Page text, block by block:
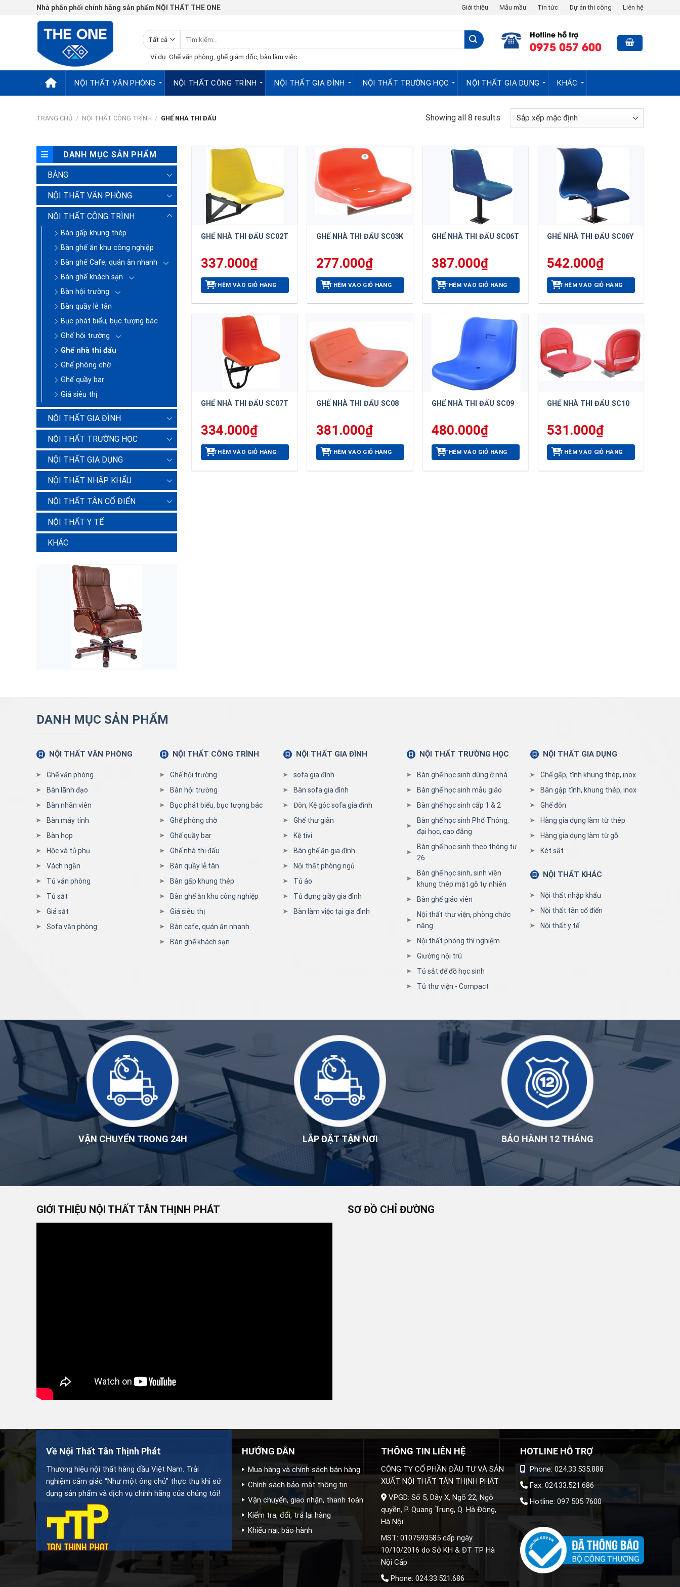
Nhà phân phối chính hãng sản phẩm NỘI THẤT THE ONE Giới thiệu Mẫu mầu Tin tức Dự án thi công Liên hệ
kiếm:
Ví dụ: Ghế văn phòng, ghế giám dốc, bàn làm việc...
Hotline hỗ trợ
0975 057 600
NỘI THẤT VĂN PHÒNG NỘI THẤT CÔNG TRÌNH NỘI THẤT GIA ĐÌNH NỘI THẤT TRƯỜNG HỌC NỘI THẤT GIA DỤNG KHÁC
TRANG CHỦ / NỘI THẤT CÔNG TRÌNH / GHẾ NHÀ THI ĐẤU Showing all 8 results
DANH MỤC SẢN PHẨM
BẢNG
NỘI THẤT VĂN PHÒNG
NỘI THẤT CÔNG TRÌNH
Bàn gấp khung thép
Bàn ghế ăn khu công nghiệp
Bàn ghế Cafe, quán ăn nhanh
Bàn ghế khách sạn
Bàn hội trường
Bàn quầy lễ tân
Bục phát biểu, bục tượng bác
Ghế hội trường
Ghế nhà thi đấu
Ghế phòng chờ
Ghế quầy bar
Giá siêu thị
NỘI THẤT GIA ĐÌNH
NỘI THẤT TRƯỜNG HỌC
NỘI THẤT GIA DỤNG
NỘI THẤT NHẬP KHẨU
NỘI THẤT TÂN CỔ ĐIỂN
NỘI THẤT Y TẾ
KHÁC
GHẾ NHÀ THI ĐẤU SC02T
337.000₫
THÊM VÀO GIỎ HÀNG
GHẾ NHÀ THI ĐẤU SC03K
277.000₫
THÊM VÀO GIỎ HÀNG
GHẾ NHÀ THI ĐẤU SC06T
387.000₫
THÊM VÀO GIỎ HÀNG
GHẾ NHÀ THI ĐẤU SC06Y
542.000₫
THÊM VÀO GIỎ HÀNG
GHẾ NHÀ THI ĐẤU SC07T
334.000₫
THÊM VÀO GIỎ HÀNG
GHẾ NHÀ THI ĐẤU SC08
381.000₫
THÊM VÀO GIỎ HÀNG
GHẾ NHÀ THI ĐẤU SC09
480.000₫
THÊM VÀO GIỎ HÀNG
GHẾ NHÀ THI ĐẤU SC10
531.000₫
THÊM VÀO GIỎ HÀNG
DANH MỤC SẢN PHẨM
NỘI THẤT VĂN PHÒNG
Ghế văn phòng
Bàn lãnh đạo
Bàn nhân viên
Bàn máy tính
Bàn họp
Hộc và tủ phụ
Vách ngăn
Tủ văn phòng
Tủ sắt
Giá sắt
Sofa văn phòng
NỘI THẤT CÔNG TRÌNH
Ghế hội trường
Bàn hội trường
Bục phát biểu, bục tượng bác
Ghế phòng chờ
Ghế quầy bar
Ghế nhà thi đấu
Bàn quầy lễ tân
Bàn gấp khung thép
Bàn ghế ăn khu công nghiệp
Giá siêu thị
Bàn cafe, quán ăn nhanh
Bàn ghế khách sạn
NỘI THẤT GIA ĐÌNH
sofa gia đình
Bàn sofa gia đình
Đôn, Kệ góc sofa gia đình
Ghế thư giãn
Kệ tivi
Bàn ghế ăn gia đình
Nội thất phòng ngủ
Tủ áo
Tủ đựng giầy gia đình
Bàn làm việc tại gia đình
NỘI THẤT TRƯỜNG HỌC
Bàn ghế học sinh dùng ở nhà
Bàn ghế học sinh mẫu giáo
Bàn ghế học sinh cấp 1 & 2
Bàn ghế học sinh Phổ Thông,
đại học, cao đẳng
Bàn ghế học sinh theo thông tư
26
Bàn ghế học sinh, sinh viên
khung thép mặt gỗ tự nhiên
Bàn ghế giáo viên
Nội thất thư viện, phòng chức
năng
Nội thất phòng thí nghiệm
Giường nội trú
Tủ sắt để đồ học sinh
Tủ thư viện - Compact
NỘI THẤT GIA DỤNG
Ghế gấp, tĩnh khung thép, inox
Bàn gập tĩnh, khung thép, inox
Ghế đôn
Hàng gia dụng làm từ thép
Hàng gia dụng làm từ gỗ
Két sắt
NỘI THẤT KHÁC
Nội thất nhập khẩu
Nội thất tân cổ điển
Nội thất y tế
VẬN CHUYỂN TRONG 24H LẮP ĐẶT TẬN NƠI BẢO HÀNH 12 THÁNG
GIỚI THIỆU NỘI THẤT TÂN THỊNH PHÁT SƠ ĐỒ CHỈ ĐƯỜNG
Về Nội Thất Tân Thịnh Phát
Thương hiệu nội thất hàng đầu Việt Nam. Trải
nghiệm cảm giác “Như một ông chủ” thực thụ khi sử
dụng sản phẩm và dịch vụ chính hãng của chúng tôi!
HƯỚNG DẪN
Mua hàng và chính sách bán hàng
Chính sách bảo mật thông tin
Vận chuyển, giao nhận, thanh toán
Kiểm tra, đổi, trả lại hàng
Khiếu nại, bảo hành
THÔNG TIN LIÊN HỆ
CÔNG TY CỔ PHẦN ĐẦU TƯ VÀ SẢN
XUẤT NỘI THẤT TÂN THỊNH PHÁT
VPGD: Số 5, Dãy X, Ngõ 22, Ngô
quyền, P. Quang Trung, Q. Hà Đông,
Hà Nội
MST: 0107593585 cấp ngày
10/10/2016 do Sở KH & ĐT TP Hà
Nội Cấp
Phone: 024.33.521.686
HOTLINE HỖ TRỢ
Phone: 024.33.535.888
Fax: 024.33.521.686
Hotline: 097 505 7600